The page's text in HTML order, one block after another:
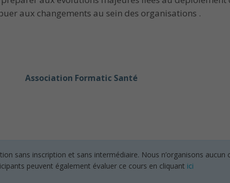
aux changements au sein des organisations .
Association Formatic Santé
sans inscription et sans intermédiaire. Nous n’organisons aucun
peuvent également évaluer ce cours en cliquant ici